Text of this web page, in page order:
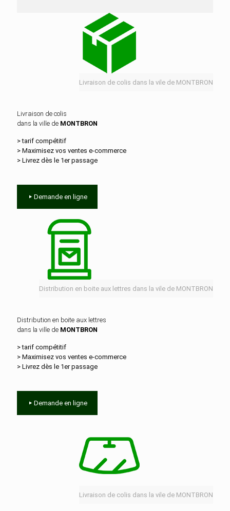
Livraison de colis dans la vile de MONTBRON
Livraison de colis
dans la ville de MONTBRON
> tarif compétitif
> Maximisez vos ventes e‑commerce
> Livrez dès le 1er passage
Demande en ligne
Distribution en boite aux lettres dans la vile de MONTBRON
Distribution en boite aux lettres
dans la ville de MONTBRON
> tarif compétitif
> Maximisez vos ventes e‑commerce
> Livrez dès le 1er passage
Demande en ligne
Livraison de colis dans la vile de MONTBRON